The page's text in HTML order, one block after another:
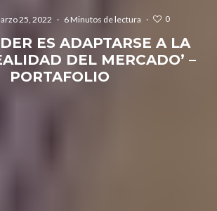
25, 2022 · 6 Minutos de lectura · 0
ES ADAPTARSE A LA
DEL MERCADO’ –
PORTAFOLIO